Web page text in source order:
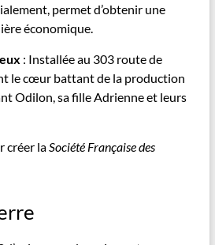
permet d’obtenir une
économique.
: Installée au 303 route de
le cœur battant de la production
Odilon, sa fille Adrienne et leurs
créer laSociété Française des